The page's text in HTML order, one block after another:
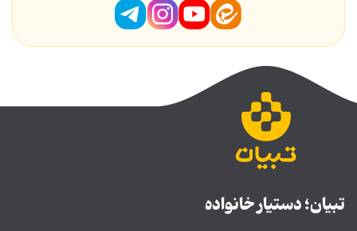
تبیان؛ دستیار خانواده